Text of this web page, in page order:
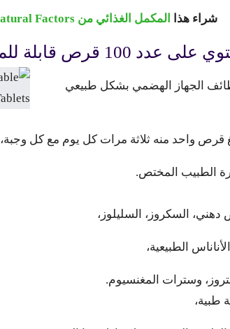
شراء هذا المكمل الغذائي من Natural Factors
الجهاز الهضمي بشكل طبيعي
واحد منه ثلاثة مرات كل يوم مع كل وجبة،
الطبيب المختص.
السكروز، السليلوز،
الطبيعية،
طبية،